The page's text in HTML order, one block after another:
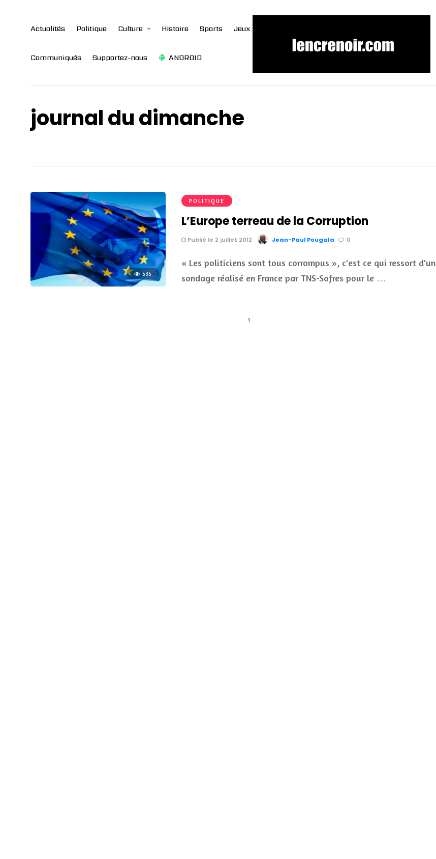
Actualités Politique Culture Histoire Sports Jeux
Communiqués Supportez-nous ANDROID
journal du dimanche
535
POLITIQUE
L’Europe terreau de la Corruption
Publié le 2 juillet 2012 Jean-Paul Pougala 0
« Les politiciens sont tous corrompus », c'est ce qui ressort d'un
sondage réalisé en France par TNS-Sofres pour le …
1